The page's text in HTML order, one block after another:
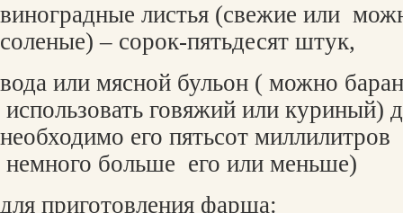
виноградные листья (свежие или
соленые) – сорок-пятьдесят штук,
вода или мясной бульон ( можно
использовать говяжий или куриный)
необходимо его пятьсот миллилитров
немного больше его или меньше)
для приготовления фарша: